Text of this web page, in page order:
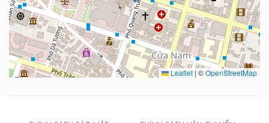
Leaflet | ©OpenStreetMap